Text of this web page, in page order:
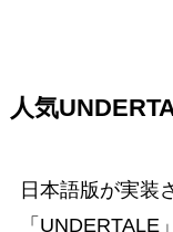
人気
日本語版が実装
「